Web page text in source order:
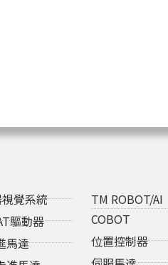
覺系統
驅動器
馬達
TM ROBOT/AI
COBOT
位置控制器